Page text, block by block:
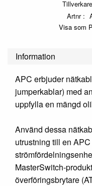
Tillverkare
Artnr
Visa som
Information
APC erbjuder
jumperkablar) med
uppfylla en mängd
Använd dessa
utrustning till en
MasterSwitch-
överföringsbrytare